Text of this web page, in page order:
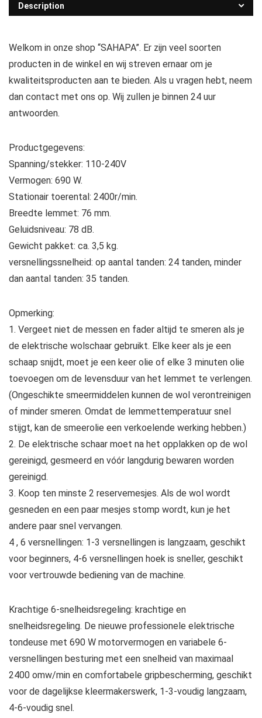
Description
Welkom in onze shop “SAHAPA”. Er zijn veel soorten
producten in de winkel en wij streven ernaar om je
kwaliteitsproducten aan te bieden. Als u vragen hebt, neem
dan contact met ons op. Wij zullen je binnen 24 uur
antwoorden.
Productgegevens:
Spanning/stekker: 110-240V
Vermogen: 690 W.
Stationair toerental: 2400r/min.
Breedte lemmet: 76 mm.
Geluidsniveau: 78 dB.
Gewicht pakket: ca. 3,5 kg.
versnellingssnelheid: op aantal tanden: 24 tanden, minder
dan aantal tanden: 35 tanden.
Opmerking:
1. Vergeet niet de messen en fader altijd te smeren als je
de elektrische wolschaar gebruikt. Elke keer als je een
schaap snijdt, moet je een keer olie of elke 3 minuten olie
toevoegen om de levensduur van het lemmet te verlengen.
(Ongeschikte smeermiddelen kunnen de wol verontreinigen
of minder smeren. Omdat de lemmettemperatuur snel
stijgt, kan de smeerolie een verkoelende werking hebben.)
2. De elektrische schaar moet na het opplakken op de wol
gereinigd, gesmeerd en vóór langdurig bewaren worden
gereinigd.
3. Koop ten minste 2 reservemesjes. Als de wol wordt
gesneden en een paar mesjes stomp wordt, kun je het
andere paar snel vervangen.
4 , 6 versnellingen: 1-3 versnellingen is langzaam, geschikt
voor beginners, 4-6 versnellingen hoek is sneller, geschikt
voor vertrouwde bediening van de machine.
Krachtige 6-snelheidsregeling: krachtige en
snelheidsregeling. De nieuwe professionele elektrische
tondeuse met 690 W motorvermogen en variabele 6-
versnellingen besturing met een snelheid van maximaal
2400 omw/min en comfortabele gripbescherming, geschikt
voor de dagelijkse kleermakerswerk, 1-3-voudig langzaam,
4-6-voudig snel.